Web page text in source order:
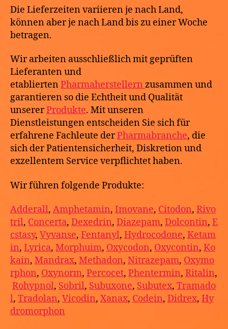
Die Lieferzeiten variieren je nach Land,
können aber je nach Land bis zu einer Woche
betragen.
Wir arbeiten ausschließlich mit geprüften
Lieferanten und
etabliertenPharmaherstellern zusammen und
garantieren so die Echtheit und Qualität
unsererProdukte. Mit unseren
Dienstleistungen entscheiden Sie sich für
erfahrene Fachleute derPharmabranche, die
sich der Patientensicherheit, Diskretion und
exzellentem Service verpflichtet haben.
Wir führen folgende Produkte:
Adderall, Amphetamin, Imovane, Citodon, Rivo
tril, Concerta, Dexedrin, Diazepam, Dolcontin, E
cstasy, Vyvanse, Fentanyl, Hydrocodone, Ketam
in, Lyrica, Morphuim, Oxycodon, Oxycontin, Ko
kain, Mandrax, Methadon, Nitrazepam, Oxymo
rphon, Oxynorm, Percocet, Phentermin, Ritalin,
Rohypnol, Sobril, Subuxone, Subutex, Tramado
l, Tradolan, Vicodin, Xanax, Codein, Didrex, Hy
dromorphon